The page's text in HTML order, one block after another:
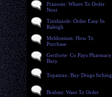
Prazosin: Where To Order
Next
Tinidazole: Order Easy In
Raleigh
Meldonium: How To
Purchase
Geriforte: Co Pays Pharmacy
Bury
Topamax: Buy Drugs Itching
Brahmi: Want To Order